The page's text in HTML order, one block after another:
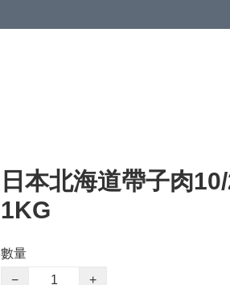
日本北海道帶子肉
1KG
數量
−
+